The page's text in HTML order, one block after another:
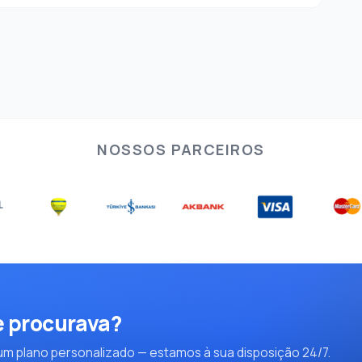
NOSSOS PARCEIROS
procurava?
plano personalizado — estamos à sua disposição 24/7.